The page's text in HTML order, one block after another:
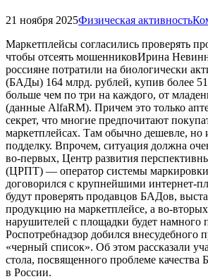
21 ноября 2025Физическая активность
Маркетплейсы согласились проверять
чтобы отсеять мошенниковИрина
россияне потратили на биологически
(БАДы) 164 млрд. рублей, купив более
больше чем по три на каждого, от
(данные AlfaRM). Причем это только
секрет, что многие предпочитают
маркетплейсах. Там обычно дешевле, но
подделку. Впрочем, ситуация должна
во-первых, Центр развития
(ЦРПТ) — оператор системы
договорился с крупнейшими интернет-
будут проверять продавцов БАДов,
продукцию на маркетплейсе, а во-
нарушителей с площадки будет намного
Роспотребнадзор добился внесудебного
«черный список». Об этом рассказали
стола, посвященного проблеме
в России.